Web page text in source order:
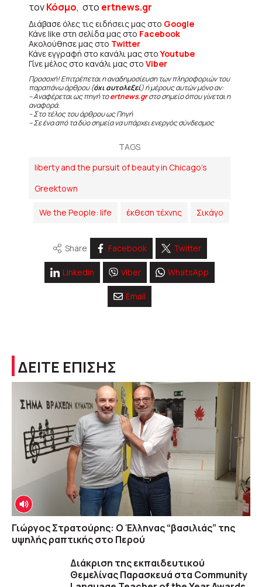
τονΚόσμο, στο ertnews.gr
Διάβασε όλες τις ειδήσεις μας στο Google
Κάνε like στη σελίδα μας στο Facebook
Ακολούθησε μας στο Twitter
Κάνε εγγραφή στο κανάλι μας στοYoutube
Γίνε μέλος στο κανάλι μας στο Viber
Προσοχή! Επιτρέπεται η αναδημοσίευση των πληροφοριών του
παραπάνω άρθρου (όχι αυτολεξεί) ή μέρους αυτών μόνο αν:
– Αναφέρεται ως πηγή τοertnews.grστο σημείο όπου γίνεται η
αναφορά.
– Στο τέλος του άρθρου ως Πηγή
– Σε ένα από τα δύο σημεία να υπάρχει ενεργός σύνδεσμος
TAGS
liberty and the pursuit of beauty in Chicago’s
Greektown
We the People: life έκθεση τέχνης Σικάγο
Share Facebook Twitter
Linkedin Viber WhatsApp
Email
ΔΕΙΤΕ ΕΠΙΣΗΣ
Γιώργος Στρατούρης: Ο Έλληνας “βασιλιάς” της
υψηλής ραπτικής στο Περού
Διάκριση της εκπαιδευτικού
Θεμελίνας Παρασκευά στα Community